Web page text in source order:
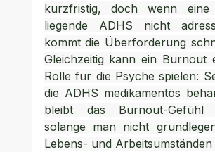
kurzfristig, doch wenn eine
liegende ADHS nicht
kommt die Überforderung
Gleichzeitig kann ein Burnout
Rolle für die Psyche spielen:
die ADHS medikamentös
bleibt das Burnout-Gefühl
solange man nicht
Lebens- und Arbeitsumständen